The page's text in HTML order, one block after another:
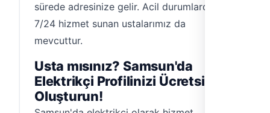
sürede adresinize gelir. Acil durumlarda,
7/24 hizmet sunan ustalarımız da
mevcuttur.
Usta mısınız? Samsun'da
Elektrikçi Profilinizi Ücretsiz
Oluşturun!